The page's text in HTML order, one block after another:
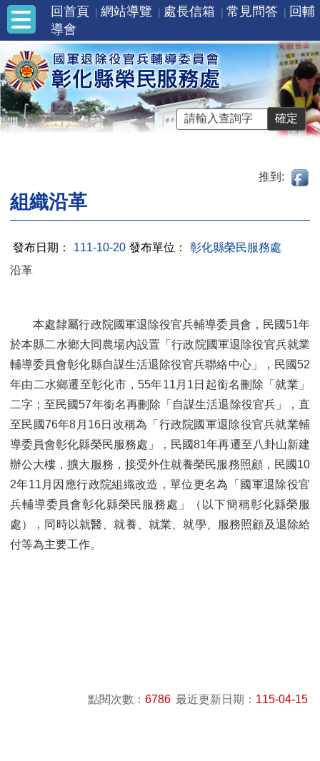
回首頁 網站導覽 處長信箱 常見問答
回輔
導會
推到:
組織沿革
發布日期： 111-10-20 發布單位：
彰化縣榮民服務處
沿革
本處隸屬行政院國軍退除役官兵輔導委員會，民國51年
於本縣二水鄉大同農場內設置「行政院國軍退除役官兵就業
輔導委員會彰化縣自謀生活退除役官兵聯絡中心」，民國52
年由二水鄉遷至彰化市，55年11月1日起銜名刪除「就業」
二字；至民國57年銜名再刪除「自謀生活退除役官兵」，直
至民國76年8月16日改稱為「行政院國軍退除役官兵就業輔
導委員會彰化縣榮民服務處」，民國81年再遷至八卦山新建
辦公大樓，擴大服務，接受外住就養榮民服務照顧，民國10
2年11月因應行政院組織改造，單位更名為「國軍退除役官
兵輔導委員會彰化縣榮民服務處」（以下簡稱彰化縣榮服
處），同時以就醫、就養、就業、就學、服務照顧及退除給
付等為主要工作。
點閱次數： 6786 最近更新日期： 115-04-15